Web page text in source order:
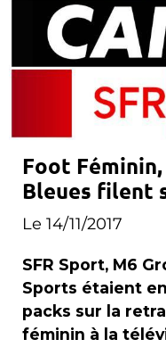
Foot
Bleues filent
Le 14/11/2017
SFR Sport, M6
Sports étaient
packs sur la
féminin à la